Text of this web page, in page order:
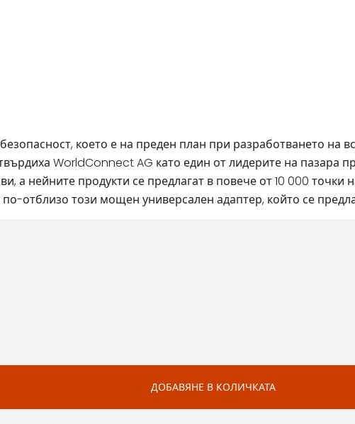
което е на преден план при разработването на
WorldConnect AG като един от лидерите на пазара
нейните продукти се предлагат в повече от 10 000 точки
отблизо този мощен универсален адаптер, който се
ДОБАВЯНЕ В КОЛИЧКАТА